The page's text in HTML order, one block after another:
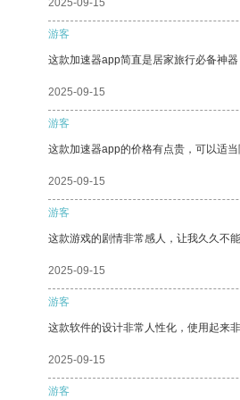
2025-09-15
游客
这款加速器app简直是居家旅行必备神
2025-09-15
游客
这款加速器app的价格有点贵，可以适
2025-09-15
游客
这款游戏的剧情非常感人，让我久久不能
2025-09-15
游客
这款软件的设计非常人性化，使用起来非
2025-09-15
游客